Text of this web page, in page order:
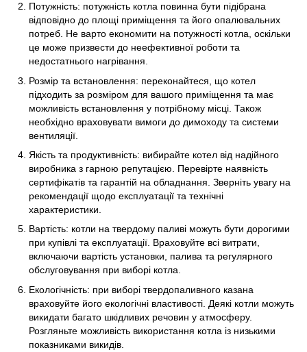
Потужність: потужність котла повинна бути підібрана
відповідно до площі приміщення та його опалювальних
потреб. Не варто економити на потужності котла, оскільки
це може призвести до неефективної роботи та
недостатнього нагрівання.
Розмір та встановлення: переконайтеся, що котел
підходить за розміром для вашого приміщення та має
можливість встановлення у потрібному місці. Також
необхідно враховувати вимоги до димоходу та системи
вентиляції.
Якість та продуктивність: вибирайте котел від надійного
виробника з гарною репутацією. Перевірте наявність
сертифікатів та гарантій на обладнання. Зверніть увагу на
рекомендації щодо експлуатації та технічні
характеристики.
Вартість: котли на твердому паливі можуть бути дорогими
при купівлі та експлуатації. Враховуйте всі витрати,
включаючи вартість установки, палива та регулярного
обслуговування при виборі котла.
Екологічність: при виборі твердопаливного казана
враховуйте його екологічні властивості. Деякі котли можуть
викидати багато шкідливих речовин у атмосферу.
Розгляньте можливість використання котла із низькими
показниками викидів.